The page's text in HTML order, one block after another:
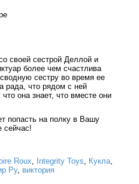
своей сестрой Деллой и
более чем счастлива
сестру во время ее
рада, что рядом с ней
она знает, что вместе они
попасть на полку в Вашу
сейчас!
Roux Integrity Toys Кукла
Ру, виктория